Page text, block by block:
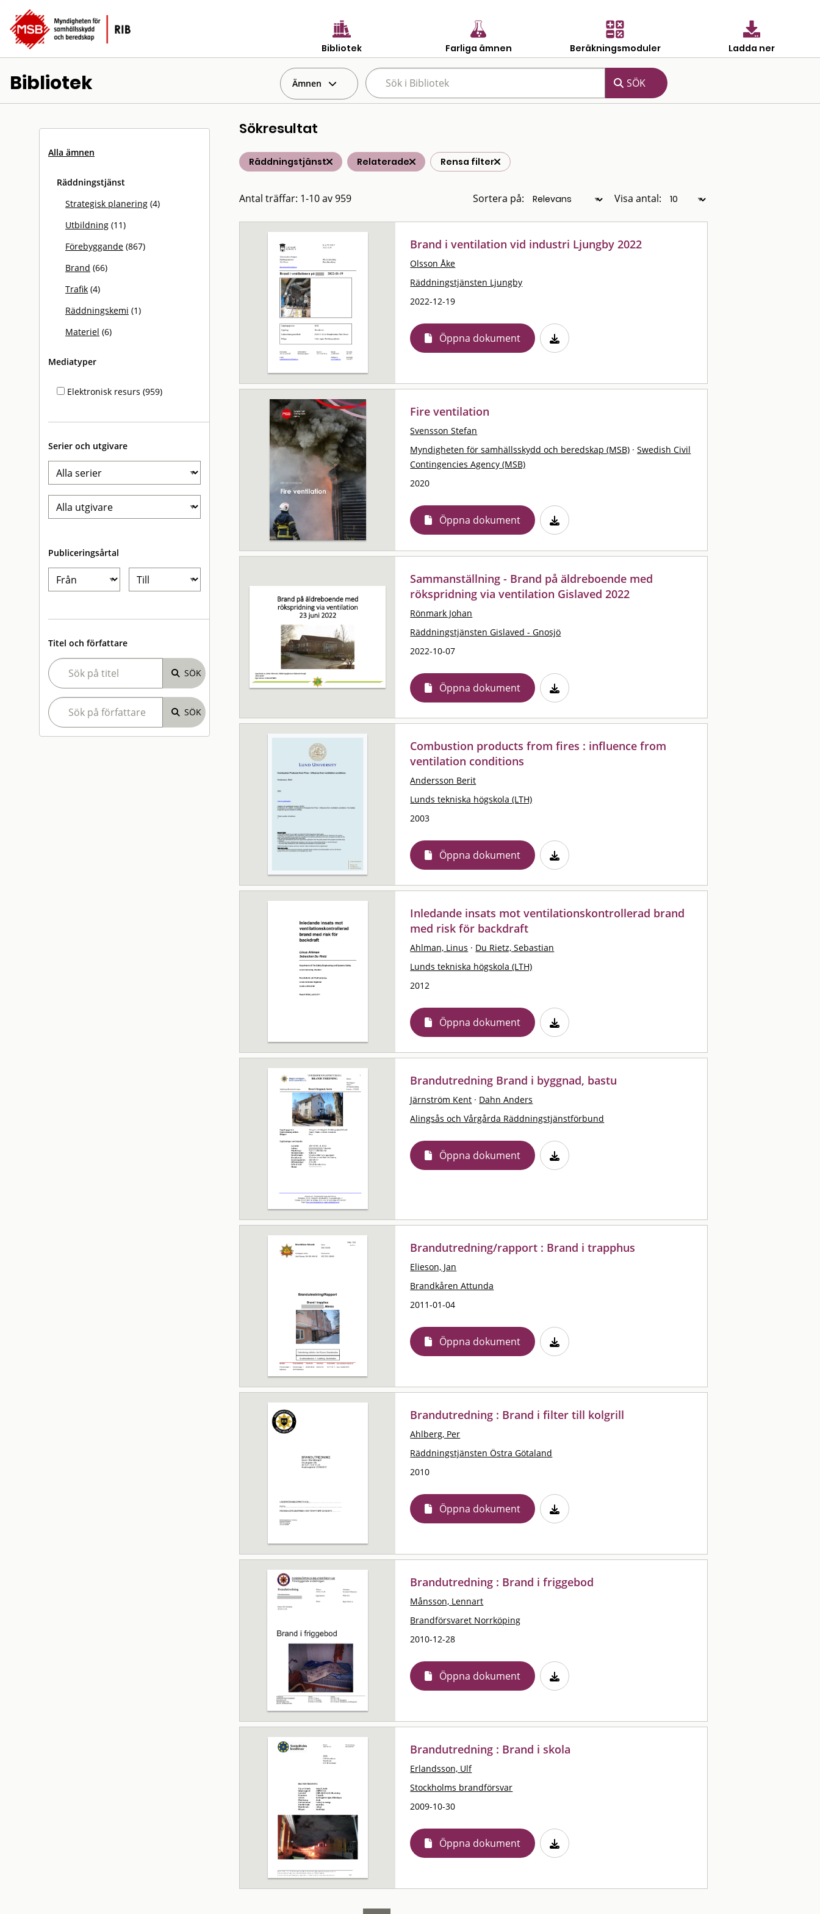
Bibliotek Farliga ämnen Beräkningsmoduler Ladda ner
Bibliotek Ämnen
Alla ämnen
Räddningstjänst
Strategisk planering (4)
Utbildning (11)
Förebyggande (867)
Brand (66)
Trafik (4)
Räddningskemi (1)
Materiel (6)
Mediatyper
Elektronisk resurs (959)
Serier och utgivare
Publiceringsårtal
Titel och författare
Sökresultat
Räddningstjänst Relaterade Rensa filter
Antal träffar: 1-10 av 959 Sortera på: Visa antal:
Brand i ventilation vid industri Ljungby 2022
Olsson Åke
Räddningstjänsten Ljungby
2022-12-19
Öppna dokument
Fire ventilation
Svensson Stefan
Myndigheten för samhällsskydd och beredskap (MSB) · Swedish Civil
Contingencies Agency (MSB)
2020
Öppna dokument
Sammanställning - Brand på äldreboende med
rökspridning via ventilation Gislaved 2022
Rönmark Johan
Räddningstjänsten Gislaved - Gnosjö
2022-10-07
Öppna dokument
Combustion products from fires : influence from
ventilation conditions
Andersson Berit
Lunds tekniska högskola (LTH)
2003
Öppna dokument
Inledande insats mot ventilationskontrollerad brand
med risk för backdraft
Ahlman, Linus · Du Rietz, Sebastian
Lunds tekniska högskola (LTH)
2012
Öppna dokument
Brandutredning Brand i byggnad, bastu
Järnström Kent · Dahn Anders
Alingsås och Vårgårda Räddningstjänstförbund
Öppna dokument
Brandutredning/rapport : Brand i trapphus
Elieson, Jan
Brandkåren Attunda
2011-01-04
Öppna dokument
Brandutredning : Brand i filter till kolgrill
Ahlberg, Per
Räddningstjänsten Östra Götaland
2010
Öppna dokument
Brandutredning : Brand i friggebod
Månsson, Lennart
Brandförsvaret Norrköping
2010-12-28
Öppna dokument
Brandutredning : Brand i skola
Erlandsson, Ulf
Stockholms brandförsvar
2009-10-30
Öppna dokument